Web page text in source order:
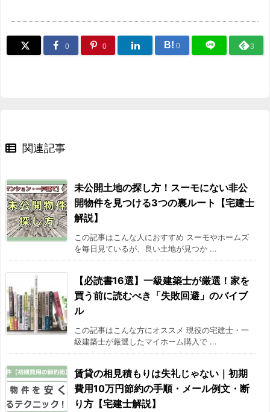
0 0 B! 0 3
関連記事
未公開土地の探し方！スーモにない非公
開物件を見つける3つの裏ルート【宅建士
解説】
この記事はこんな人におすすめ スーモやホームズ
を毎日見ているが、良い土地が見つか ...
【必読書16選】一級建築士が厳選！家を
買う前に読むべき「失敗回避」のバイブ
ル
この記事はこんな方にオススメ 現役の宅建士・一
級建築士が厳選したマイホーム購入で ...
賃貸の相見積もりは失礼じゃない｜初期
費用10万円節約の手順・メール例文・断
り方【宅建士解説】